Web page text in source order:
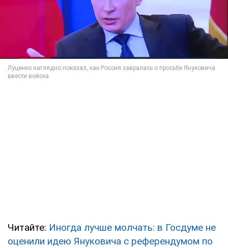
Читайте: Иногда лучше молчать: в Госдуме не
оценили идею Януковича с референдумом по